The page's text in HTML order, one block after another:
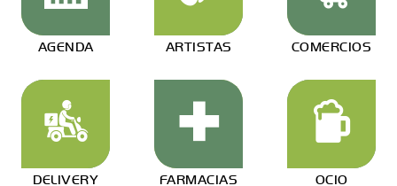
AGENDA ARTISTAS COMERCIOS
DELIVERY FARMACIAS OCIO